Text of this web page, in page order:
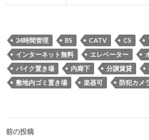
24時間管理 BS CATV CS
インターネット無料
エレベーター
バイク置き場
内廊下 分譲賃貸
敷地内ゴミ置き場
楽器可 防犯カメ
投
前の投稿